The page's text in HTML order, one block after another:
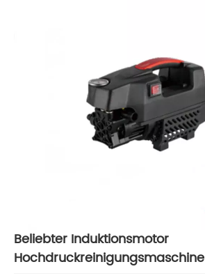
Beliebter Induktionsmotor
Hochdruckreinigungsmaschine